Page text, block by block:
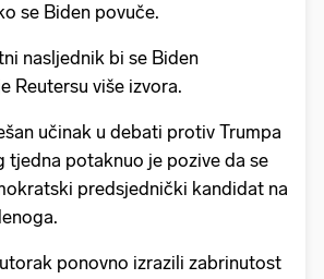
se Biden povuče.
nasljednik bi se Biden
Reutersu više izvora.
učinak u debati protiv Trumpa
tjedna potaknuo je pozive da se
predsjednički kandidat na
ponovno izrazili zabrinutost